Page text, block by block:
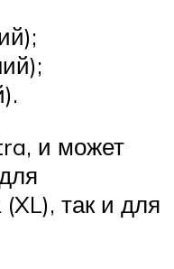
и может
так и для